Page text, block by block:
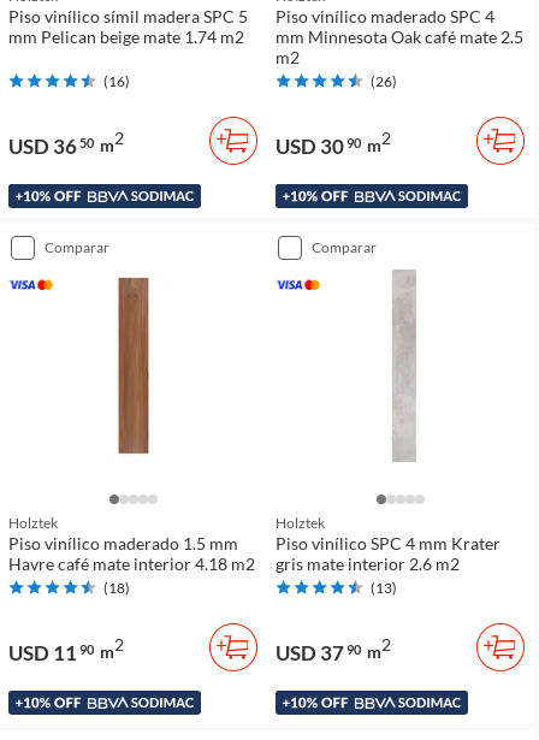
Piso vinílico símil madera SPC 5
mm Pelican beige mate 1.74 m2
(16)
USD 3650 m2
Piso vinílico maderado SPC 4
mm Minnesota Oak café mate 2.5
m2
(26)
USD 3090 m2
comparar
Holztek
Piso vinílico maderado 1.5 mm
Havre café mate interior 4.18 m2
(18)
USD 11 90 m2
comparar
Holztek
Piso vinílico SPC 4 mm Krater
gris mate interior 2.6 m2
(13)
USD 3790 m2